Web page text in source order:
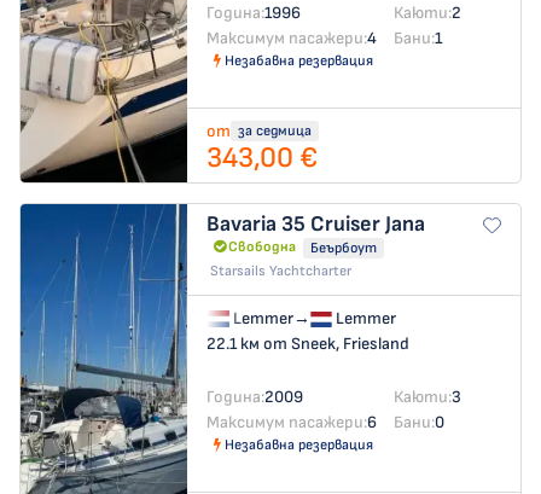
Година:1996 Каюти:2
Максимум пасажери:4 Бани:1
Незабавна резервация
от за седмица
343,00 €
Bavaria 35 Cruiser Jana
Свободна
Беърбоут
Starsails Yachtcharter
Lemmer→
Lemmer
22.1 км от Sneek, Friesland
Година:2009 Каюти:3
Максимум пасажери:6 Бани:0
Незабавна резервация